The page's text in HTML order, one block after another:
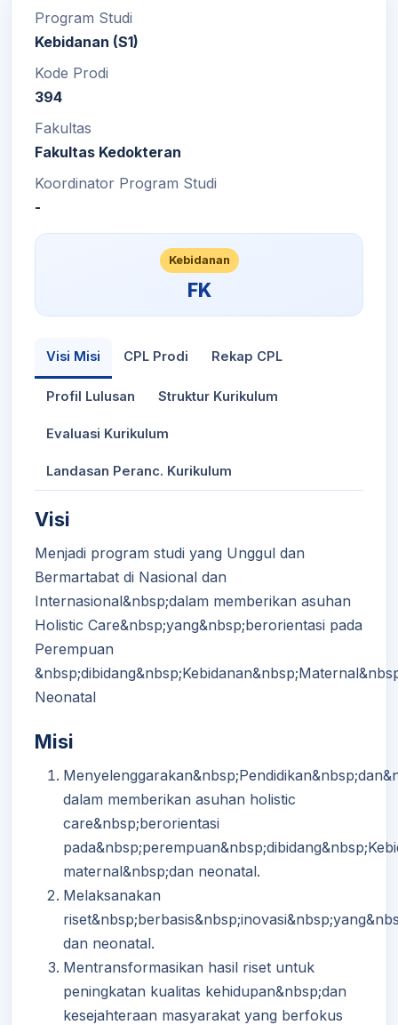
Program Studi
Kebidanan (S1)
Kode Prodi
394
Fakultas
Fakultas Kedokteran
Koordinator Program Studi
-
Kebidanan
FK
Visi Misi CPL Prodi Rekap CPL
Profil Lulusan Struktur Kurikulum
Evaluasi Kurikulum
Landasan Peranc. Kurikulum
Visi
Menjadi program studi yang Unggul dan
Bermartabat di Nasional dan
Internasional&nbsp;dalam memberikan asuhan
Holistic Care&nbsp;yang&nbsp;berorientasi pada
Perempuan
Neonatal
Misi
dalam memberikan asuhan holistic
care&nbsp;berorientasi
maternal&nbsp;dan neonatal.
Melaksanakan
dan neonatal.
Mentransformasikan hasil riset untuk
peningkatan kualitas kehidupan&nbsp;dan
kesejahteraan masyarakat yang berfokus